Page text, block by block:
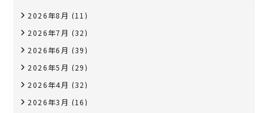
2026年8月 (11)
2026年7月 (32)
2026年6月 (39)
2026年5月 (29)
2026年4月 (32)
2026年3月 (16)